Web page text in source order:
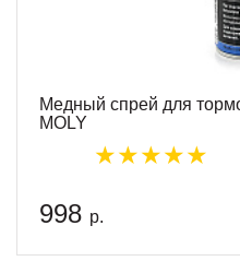
Медный спрей для
MOLY
998 р.